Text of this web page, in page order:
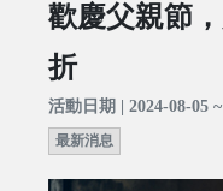
歡慶父親節
折
活動日期 | 2024-08-05
最新消息